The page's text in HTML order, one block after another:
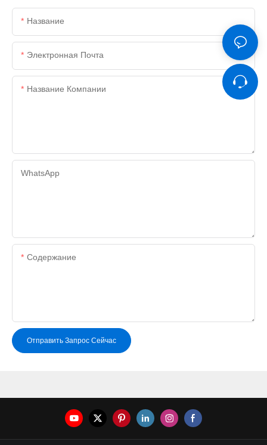
Название
Электронная Почта
Название Компании
WhatsApp
Содержание
Отправить Запрос Сейчас